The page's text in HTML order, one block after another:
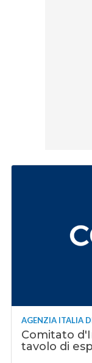
AGENZIA ITALIA
Comitato
tavolo di